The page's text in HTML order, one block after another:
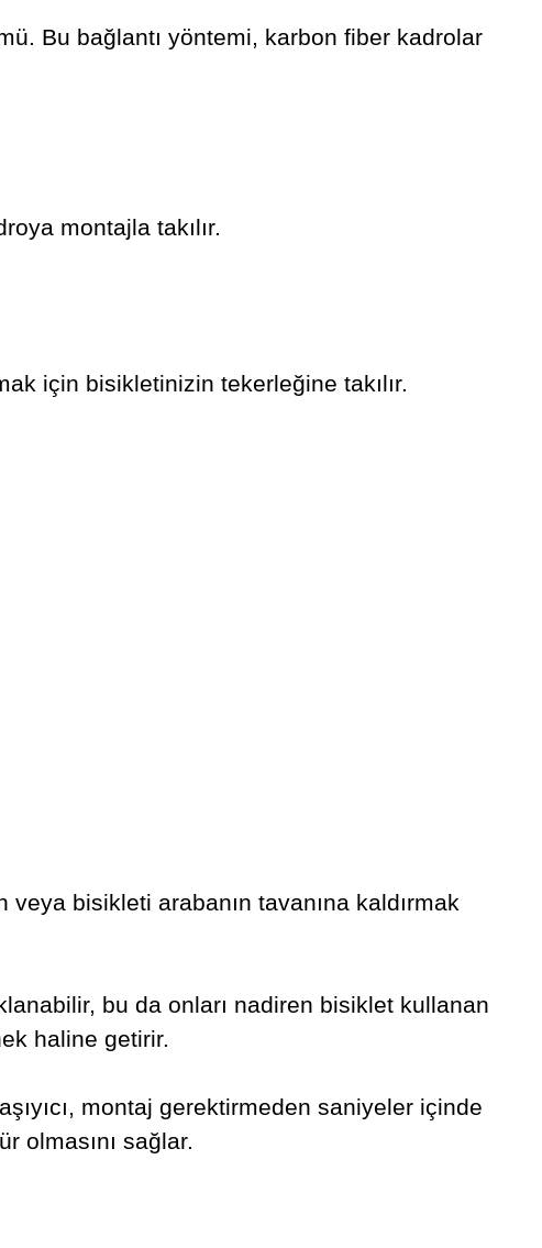
Bu bağlantı yöntemi, karbon fiber kadrolar
montajla takılır.
için bisikletinizin tekerleğine takılır.
bisikleti arabanın tavanına kaldırmak
bu da onları nadiren bisiklet kullanan
haline getirir.
montaj gerektirmeden saniyeler içinde
olmasını sağlar.